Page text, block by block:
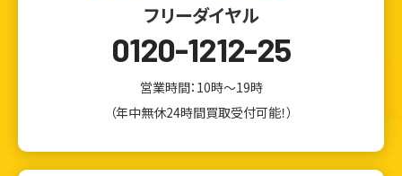
フリーダイヤル
0120-1212-25
営業時間：10時～19時
（年中無休24時間買取受付可能！）